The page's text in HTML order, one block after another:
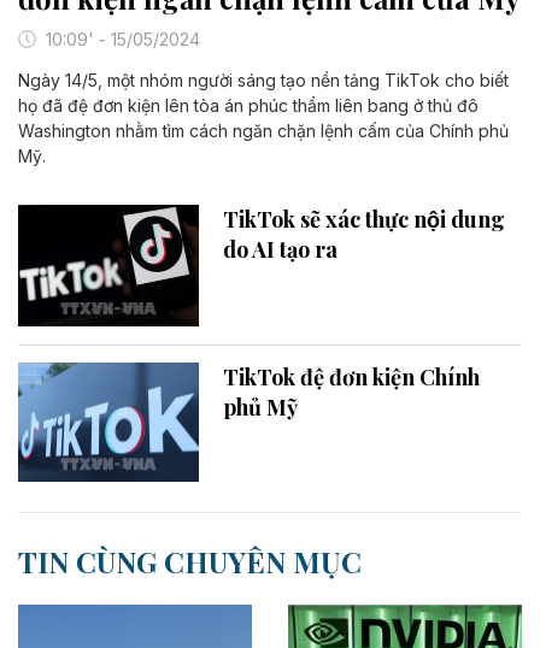
10:09' - 15/05/2024
Ngày 14/5, một nhóm người sáng tạo nền tảng TikTok cho biết
họ đã đệ đơn kiện lên tòa án phúc thẩm liên bang ở thủ đô
Washington nhằm tìm cách ngăn chặn lệnh cấm của Chính phủ
Mỹ.
TikTok sẽ xác thực nội dung
do AI tạo ra
TikTok đệ đơn kiện Chính
phủ Mỹ
TIN CÙNG CHUYÊN MỤC